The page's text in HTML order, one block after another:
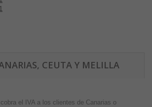
CEUTA Y MELILLA
el IVA a los clientes de Canarias o